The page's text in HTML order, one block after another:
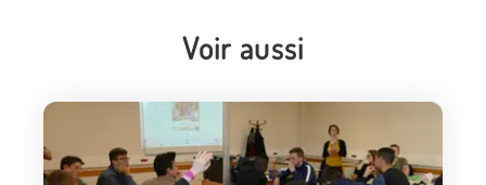
Voir aussi